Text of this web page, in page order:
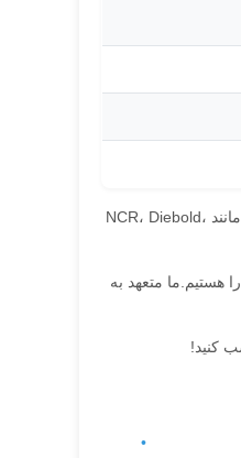
ما متخصص در ارائه قطعات ماشین آلات ATM با کیفیت بالا، خدمات تعمیر و نگهداری و آموزش هستیم. تخصص ما شامل مارک های بزرگ مانند NCR، Diebold،
هستیم.ما متعهد به
کنید!